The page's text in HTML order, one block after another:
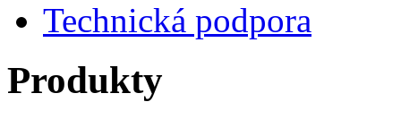
Technická podpora
Produkty